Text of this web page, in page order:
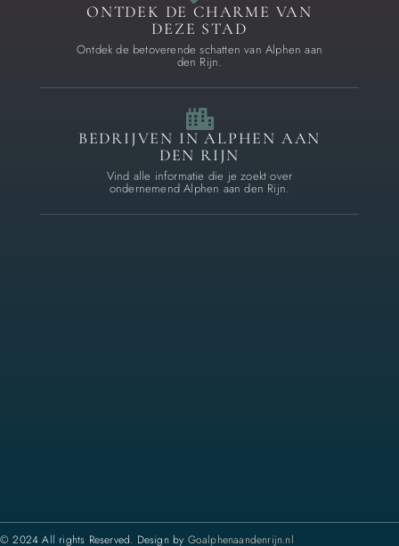
ONTDEK DE CHARME VAN
DEZE STAD
Ontdek de betoverende schatten van Alphen aan
den Rijn.
BEDRIJVEN IN ALPHEN AAN
DEN RIJN
Vind alle informatie die je zoekt over
ondernemend Alphen aan den Rijn.
© 2024 All rights Reserved. Design by Goalphenaandenrijn.nl